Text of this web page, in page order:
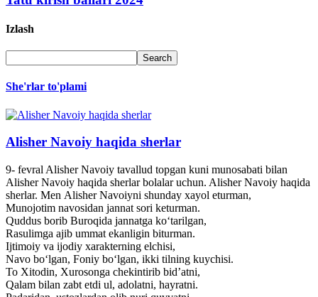
Izlash
She'rlar to'plami
Alisher Navoiy haqida sherlar
9- fevral Alisher Navoiy tavallud topgan kuni munosabati bilan
Alisher Navoiy haqida sherlar bolalar uchun. Alisher Navoiy haqida
sherlar. Men Alisher Navoiyni shunday xayol eturman,
Munojotim navosidan jannat sori keturman.
Quddus borib Buroqida jannatga ko‘tarilgan,
Rasulimga ajib ummat ekanligin biturman.
Ijtimoiy va ijodiy xarakterning elchisi,
Navo bo‘lgan, Foniy bo‘lgan, ikki tilning kuychisi.
To Xitodin, Xurosonga chekintirib bid’atni,
Qalam bilan zabt etdi ul, adolatni, hayratni.